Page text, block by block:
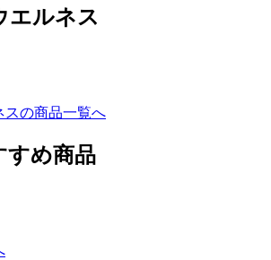
エルネス
スの商品一覧へ
すめ商品